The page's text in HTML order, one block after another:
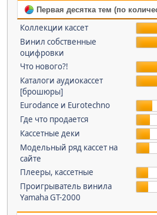
Первая десятка тем (по
Коллекции кассет
Винил собственные
оцифровки
Что нового?!
Каталоги аудиокассет
[брошюры]
Eurodance и Eurotechno
Где что продается
Кассетные деки
Модельный ряд кассет на
сайте
Плееры, кассетные
Проигрыватель винила
Yamaha GT-2000